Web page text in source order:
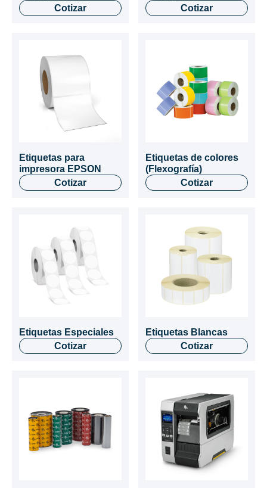
Cotizar Cotizar
Etiquetas para
impresora EPSON
Cotizar
Etiquetas de colores
(Flexografía)
Cotizar
Etiquetas Especiales
Cotizar
Etiquetas Blancas
Cotizar